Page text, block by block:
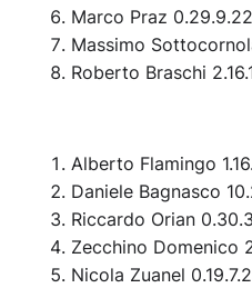
Marco Praz
Massimo
Roberto Braschi
Alberto Flamingo
Daniele Bagnasco
Riccardo Orian
Zecchino Domenico
Nicola Zuanel